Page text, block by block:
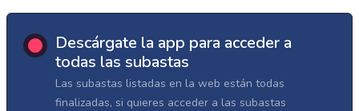
Descárgate la app para acceder a
todas las subastas
Las subastas listadas en la web están todas
finalizadas, si quieres acceder a las subastas